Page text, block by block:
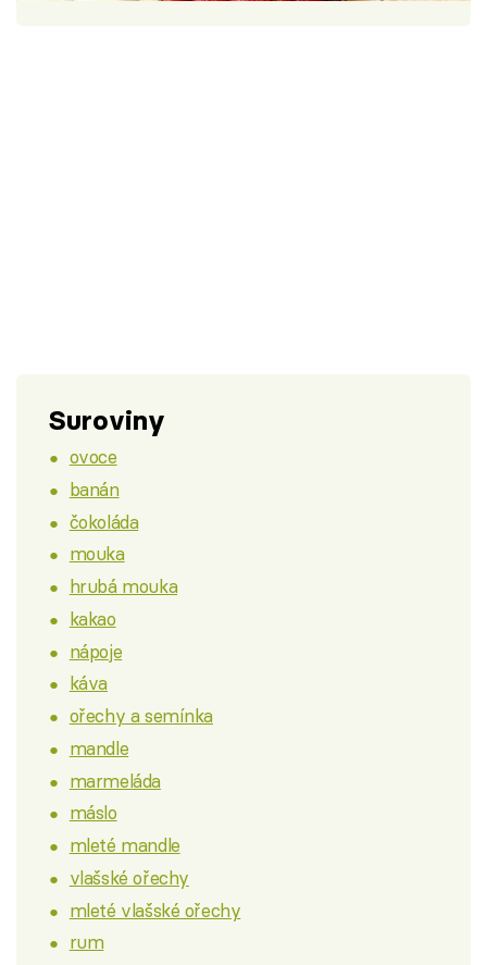
Suroviny
ovoce
banán
čokoláda
mouka
hrubá mouka
kakao
nápoje
káva
ořechy a semínka
mandle
marmeláda
máslo
mleté mandle
vlašské ořechy
mleté vlašské ořechy
rum